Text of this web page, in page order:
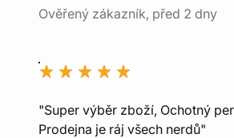
Ověřený zákazník, před 2 dny
"Super výběr zboží, Ochotný
Prodejna je ráj všech nerdů"